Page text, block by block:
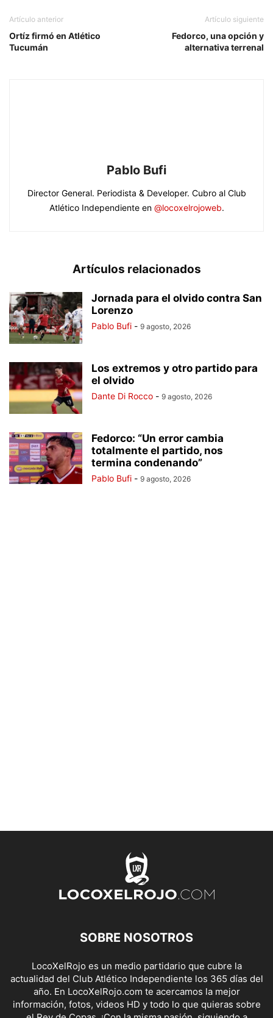
Artículo anterior
Ortíz firmó en Atlético
Tucumán
Artículo siguiente
Fedorco, una opción y
alternativa terrenal
Pablo Bufi
Director General. Periodista & Developer. Cubro al Club
Atlético Independiente en @locoxelrojoweb.
Artículos relacionados
Jornada para el olvido contra San
Lorenzo
Pablo Bufi - 9 agosto, 2026
Los extremos y otro partido para
el olvido
Dante Di Rocco - 9 agosto, 2026
Fedorco: “Un error cambia
totalmente el partido, nos
termina condenando”
Pablo Bufi - 9 agosto, 2026
SOBRE NOSOTROS
LocoXelRojo es un medio partidario que cubre la
actualidad del Club Atlético Independiente los 365 días del
año. En LocoXelRojo.com te acercamos la mejor
información, fotos, videos HD y todo lo que quieras sobre